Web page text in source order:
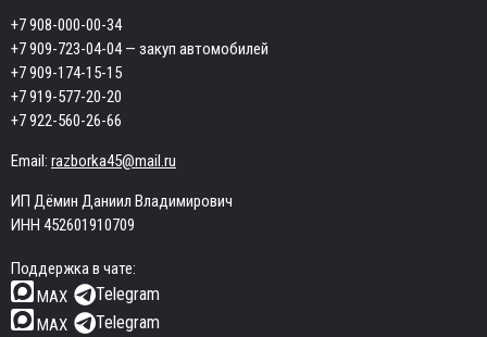
+7 908-000-00-34
+7 909-723-04-04— закуп автомобилей
+7 909-174-15-15
+7 919-577-20-20
+7 922-560-26-66
Email: razborka45@mail.ru
ИП Дёмин Даниил Владимирович
ИНН 452601910709
Поддержка в чате:
MAX
Telegram
MAX Telegram